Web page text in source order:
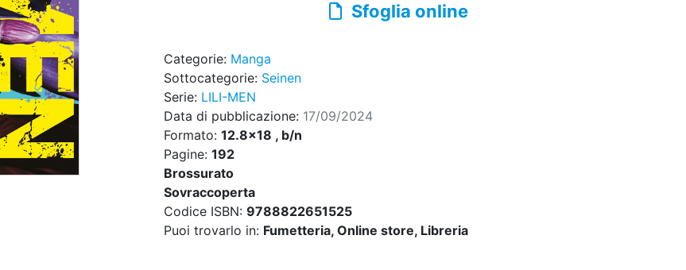
Sfoglia online
Categorie: Manga
Sottocategorie: Seinen
Serie: LILI-MEN
Data di pubblicazione: 17/09/2024
Formato: 12.8x18 , b/n
Pagine: 192
Brossurato
Sovraccoperta
Codice ISBN: 9788822651525
Puoi trovarlo in: Fumetteria, Online store, Libreria